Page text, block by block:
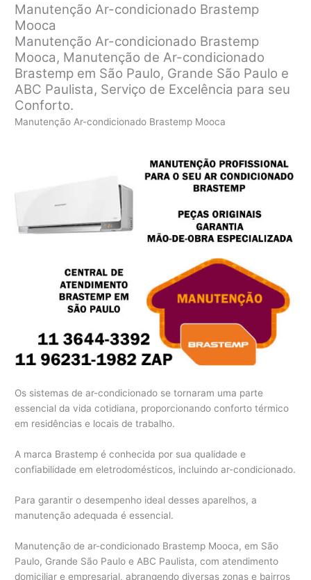
Manutenção Ar-condicionado Brastemp
Mooca
Manutenção Ar-condicionado Brastemp
Mooca, Manutenção de Ar-condicionado
Brastemp em São Paulo, Grande São Paulo e
ABC Paulista, Serviço de Excelência para seu
Conforto.
Manutenção Ar-condicionado Brastemp Mooca
Os sistemas de ar-condicionado se tornaram uma parte
essencial da vida cotidiana, proporcionando conforto térmico
em residências e locais de trabalho.
A marca Brastemp é conhecida por sua qualidade e
confiabilidade em eletrodomésticos, incluindo ar-condicionado.
Para garantir o desempenho ideal desses aparelhos, a
manutenção adequada é essencial.
Manutenção de ar-condicionado Brastemp Mooca, em São
Paulo, Grande São Paulo e ABC Paulista, com atendimento
domiciliar e empresarial, abrangendo diversas zonas e bairros